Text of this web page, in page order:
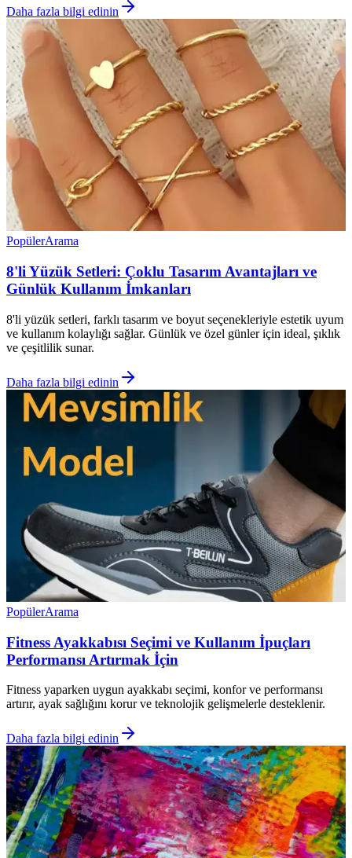
Daha fazla bilgi edinin
PopülerArama
8'li Yüzük Setleri: Çoklu Tasarım Avantajları ve
Günlük Kullanım İmkanları
8'li yüzük setleri, farklı tasarım ve boyut seçenekleriyle estetik uyum
ve kullanım kolaylığı sağlar. Günlük ve özel günler için ideal, şıklık
ve çeşitlilik sunar.
Daha fazla bilgi edinin
PopülerArama
Fitness Ayakkabısı Seçimi ve Kullanım İpuçları
Performansı Artırmak İçin
Fitness yaparken uygun ayakkabı seçimi, konfor ve performansı
artırır, ayak sağlığını korur ve teknolojik gelişmelerle desteklenir.
Daha fazla bilgi edinin